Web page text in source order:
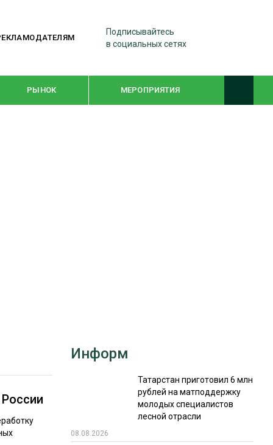
Подписывайтесь
в социальных сетях
РЫНОК МЕРОПРИЯТИЯ
Информ
Татарстан приготовил 6 млн
рублей на матподдержку
молодых специалистов
лесной отрасли
08.08.2026